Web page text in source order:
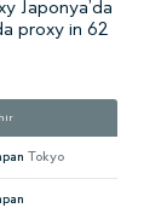
Japonya’da
proxy in 62
Tokyo